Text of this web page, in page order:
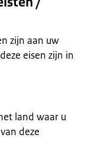
zijn aan uw
eisen zijn in
land waar u
deze